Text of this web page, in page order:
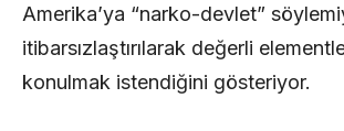
Amerika’ya “narko-devlet”
itibarsızlaştırılarak değerli
konulmak istendiğini gösteriyor.